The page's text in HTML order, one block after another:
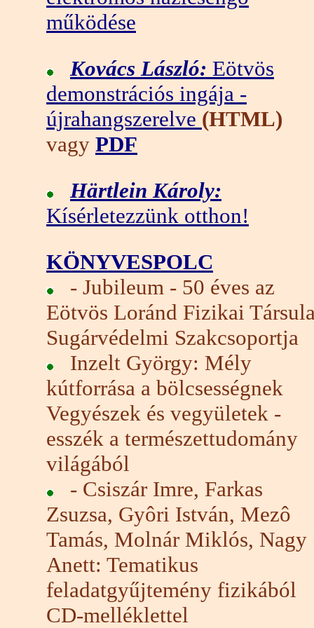
működése
Kovács László: Eötvös
demonstrációs ingája -
újrahangszerelve (HTML)
vagy PDF
Härtlein Károly:
Kísérletezzünk otthon!
KÖNYVESPOLC
- Jubileum - 50 éves az
Eötvös Loránd Fizikai
Sugárvédelmi Szakcsoportja
Inzelt György: Mély
kútforrása a bölcsességnek
Vegyészek és vegyületek -
esszék a természettudomány
világából
- Csiszár Imre, Farkas
Zsuzsa, Gyôri István, Mezô
Tamás, Molnár Miklós, Nagy
Anett: Tematikus
feladatgyűjtemény fizikából
CD-melléklettel